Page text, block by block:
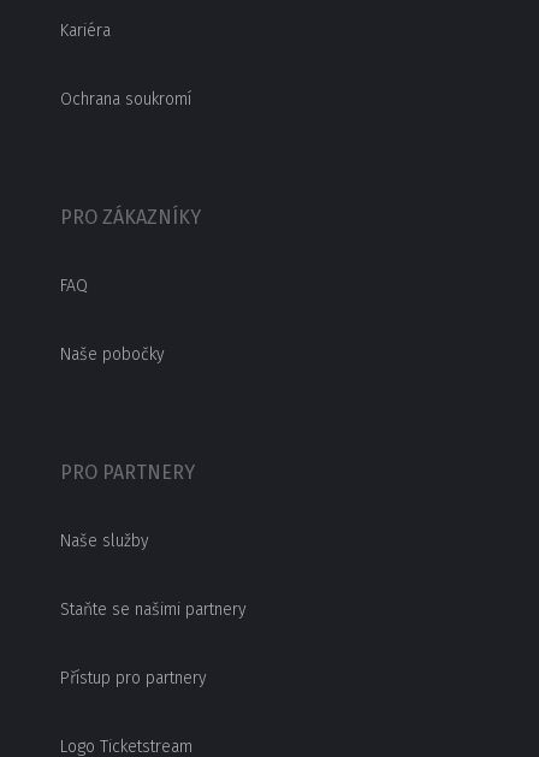
Kariéra
Ochrana soukromí
PRO ZÁKAZNÍKY
FAQ
Naše pobočky
PRO PARTNERY
Naše služby
Staňte se našimi partnery
Přístup pro partnery
Logo Ticketstream